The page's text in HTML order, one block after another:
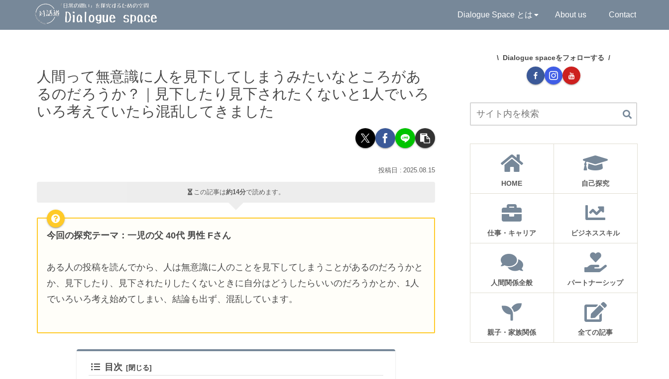
Dialogue Space とは About us Contact
人間って無意識に人を見下してしまうみたいなところがあ
るのだろうか？｜見下したり見下されたくないと1人でいろ
いろ考えていたら混乱してきました
2025.08.15
この記事は約14分で読めます。
今回の探究テーマ ：一児の父 40代 男性 Fさん
ある人の投稿を読んでから、人は無意識に人のことを見下してしまうことがあるのだろうかと
か、見下したり、見下されたりしたくないときに自分はどうしたらいいのだろうかとか、1人
でいろいろ考え始めてしまい、結論も出ず、混乱しています。
目次
Dialogue spaceをフォローする
HOME 自己探究
仕事・キャリア ビジネススキル
人間関係全般 パートナーシップ
親子・家族関係 全ての記事